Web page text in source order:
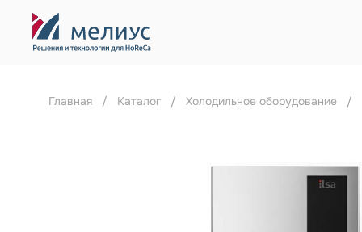
Главная Каталог Холодильное оборудование